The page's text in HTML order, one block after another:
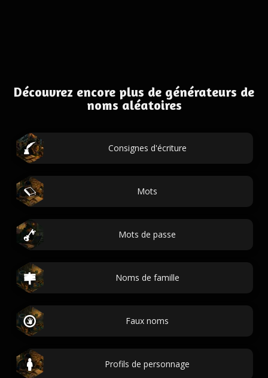
Découvrez encore plus de générateurs de
noms aléatoires
Consignes d'écriture
Mots
Mots de passe
Noms de famille
Faux noms
Profils de personnage